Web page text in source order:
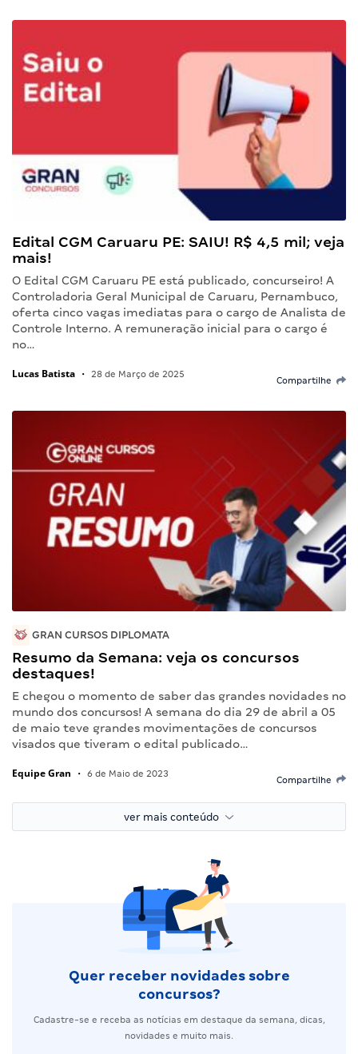
Edital CGM Caruaru PE: SAIU! R$ 4,5 mil; veja
mais!
O Edital CGM Caruaru PE está publicado, concurseiro! A
Controladoria Geral Municipal de Caruaru, Pernambuco,
oferta cinco vagas imediatas para o cargo de Analista de
Controle Interno. A remuneração inicial para o cargo é
no…
Lucas Batista • 28 de Março de 2025
Compartilhe
GRAN CURSOS DIPLOMATA
Resumo da Semana: veja os concursos
destaques!
E chegou o momento de saber das grandes novidades no
mundo dos concursos! A semana do dia 29 de abril a 05
de maio teve grandes movimentações de concursos
visados que tiveram o edital publicado…
Equipe Gran • 6 de Maio de 2023
Compartilhe
ver mais conteúdo
Quer receber novidades sobre
concursos?
Cadastre-se e receba as notícias em destaque da semana, dicas,
novidades e muito mais.